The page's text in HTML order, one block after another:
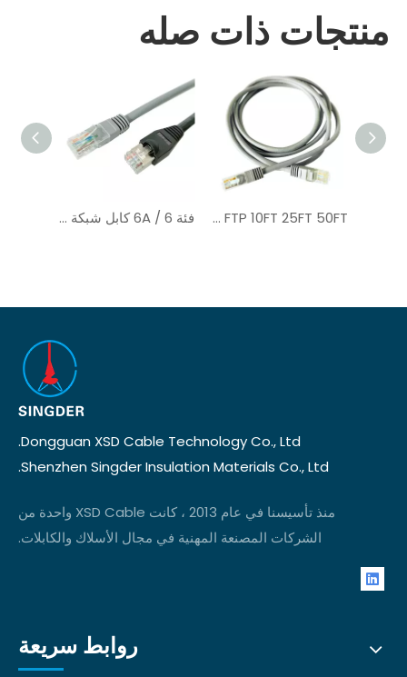
منتجات ذات صله
فئة 6 / 6A كابل شبكة داخلي مع سلك تصحيح RJ45 رمادي OEM LAN Cable CAT6 UTP FTP 10FT 25FT 50FT لنقل البيانات
Dongguan XSD Cable Technology Co., Ltd.
Shenzhen Singder Insulation Materials Co., Ltd.
منذ تأسيسنا في عام 2013 ، كانت XSD Cable واحدة من
الشركات المصنعة المهنية في مجال الأسلاك والكابلات.
روابط سريعة